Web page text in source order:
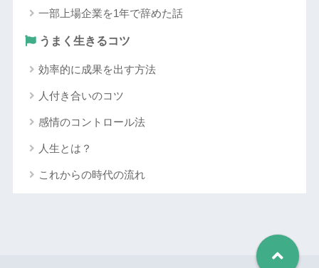
一部上場企業を1年で辞めた話
うまく生きるコツ
効率的に成果を出す方法
人付き合いのコツ
感情のコントロール法
人生とは？
これからの時代の流れ